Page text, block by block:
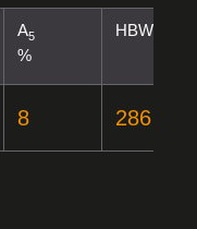
A5
%
HBW
8 286